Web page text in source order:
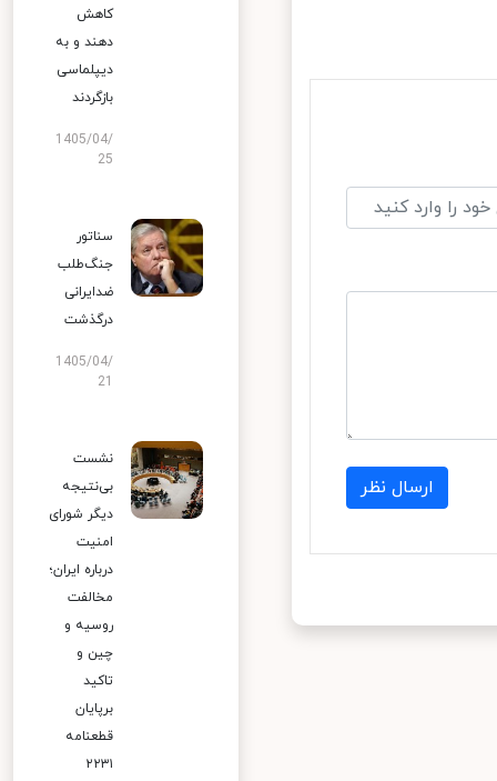
ارسال نظر
کاهش
دهند و به
دیپلماسی
بازگردند
1405/04/
25
سناتور
جنگ‌طلب
ضدایرانی
درگذشت
1405/04/
نشست
بی‌نتیجه
دیگر شورای
امنیت
درباره ایران؛
مخالفت
روسیه و
چین و
تاکید
برپایان
قطعنامه
۲۲۳۱